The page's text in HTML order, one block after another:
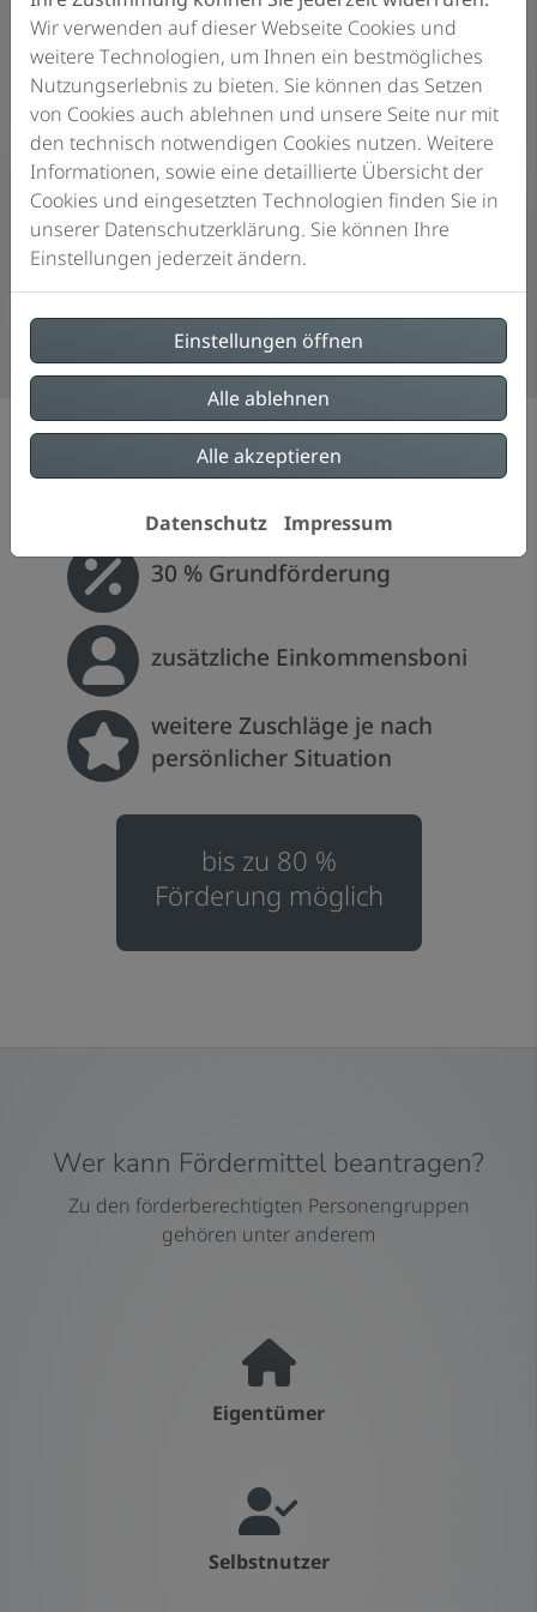
Zunächst wird der Förderantrag eingereicht. Nach der
Bewilligung sind die Fördermittel für Ihr Vorhaben bis
zu 36 Monate reserviert.
Anschließend kann die Heizungsmodernisierung
durchgeführt werden. Nach Abschluss der Arbeiten
und Einreichung des Verwendungsnachweises
erfolgt die Auszahlung der Fördermittel.
Ihre mögliche Förderhöhe
30 % Grundförderung
zusätzliche Einkommensboni
weitere Zuschläge je nach
persönlicher Situation
bis zu 80 %
Förderung möglich
Wer kann Fördermittel beantragen?
Zu den förderberechtigten Personengruppen
gehören unter anderem
Eigentümer
Selbstnutzer
Wir verwenden auf dieser Webseite Cookies und
weitere Technologien, um Ihnen ein bestmögliches
Nutzungserlebnis zu bieten. Sie können das Setzen
von Cookies auch ablehnen und unsere Seite nur mit
den technisch notwendigen Cookies nutzen. Weitere
Informationen, sowie eine detaillierte Übersicht der
Cookies und eingesetzten Technologien finden Sie in
unserer Datenschutzerklärung. Sie können Ihre
Einstellungen jederzeit ändern.
Einstellungen öffnen
Alle ablehnen
Alle akzeptieren
Datenschutz Impressum